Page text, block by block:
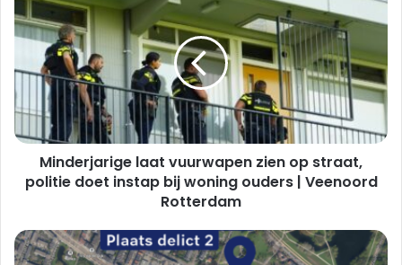
laat
vuurwapen
op
straat,
politie
instap
woning
Veenoord
Rotterdam
Minderjarige laat vuurwapen zien op straat,
politie doet instap bij woning ouders | Veenoord
Rotterdam
39-
jarige